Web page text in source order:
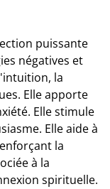
puissante
négatives et
la
Elle apporte
Elle stimule
Elle aide à
la
à la
spirituelle.